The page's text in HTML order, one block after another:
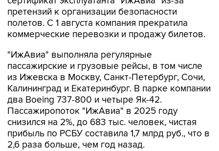
претензий к организации безопасности
полетов. С 1 августа компания прекратила
коммерческие перевозки и продажу билетов.
"ИжАвиа" выполняла регулярные
пассажирские и грузовые рейсы, в том числе
из Ижевска в Москву, Санкт-Петербург, Сочи,
Калининград и Екатеринбург. В парке компании
два Boeing 737-800 и четыре Як-42.
Пассажиропоток "ИжАвиа" в 2025 году
снизился на 2%, до 683 тыс. человек, чистая
прибыль по РСБУ составила 1,7 млрд руб., что в
2,6 раза больше, чем год назад.